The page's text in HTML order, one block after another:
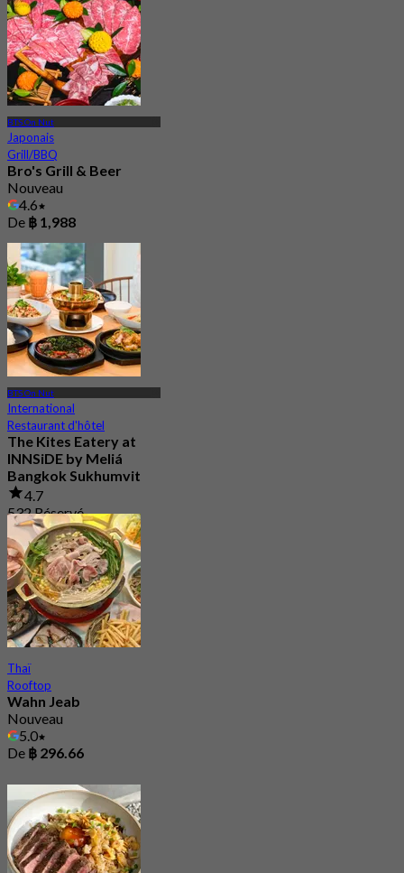
BTS On Nut
Japonais
Grill/BBQ
Bro's Grill & Beer
Nouveau
4.6
De ฿ 1,988
BTS On Nut
International
Restaurant d'hôtel
The Kites Eatery at
INNSiDE by Meliá
Bangkok Sukhumvit
4.7
532 Réservé
De฿ 333
Thaï
Rooftop
Wahn Jeab
Nouveau
5.0
De ฿ 296.66